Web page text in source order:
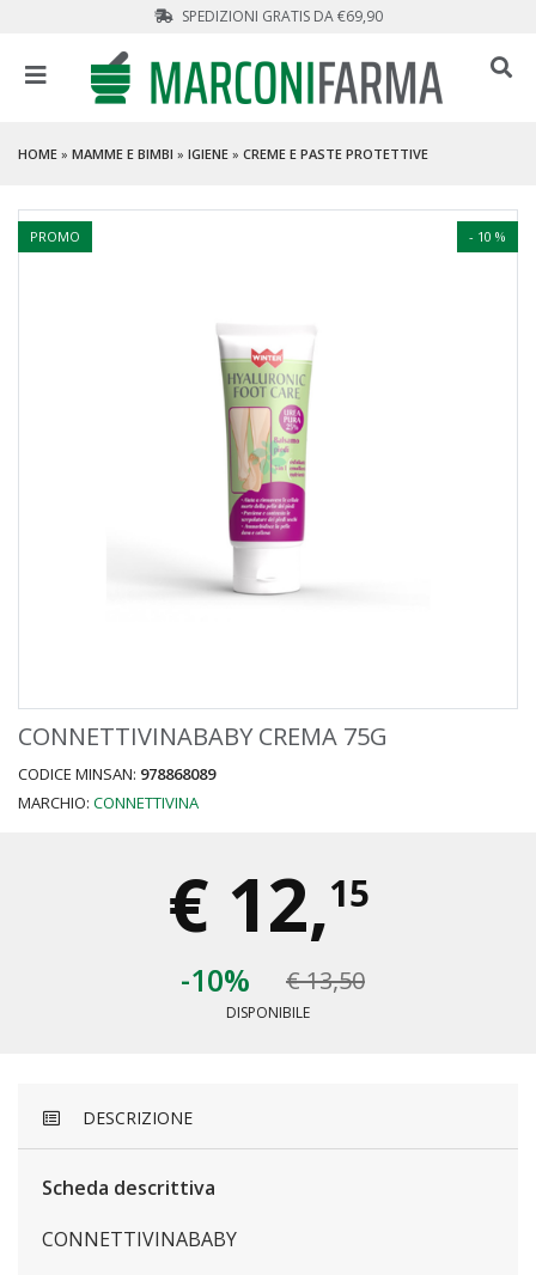
SPEDIZIONI GRATIS DA €69,90
HOME » MAMME E BIMBI » IGIENE » CREME E PASTE PROTETTIVE
- 10 %
PROMO
CONNETTIVINABABY CREMA 75G
CODICE MINSAN: 978868089
MARCHIO: CONNETTIVINA
€ 12,15
-10% € 13,50
DISPONIBILE
DESCRIZIONE
Scheda descrittiva
CONNETTIVINABABY